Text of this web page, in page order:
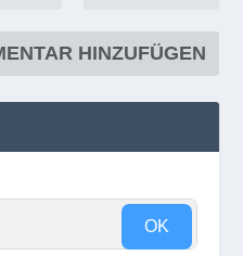
OK